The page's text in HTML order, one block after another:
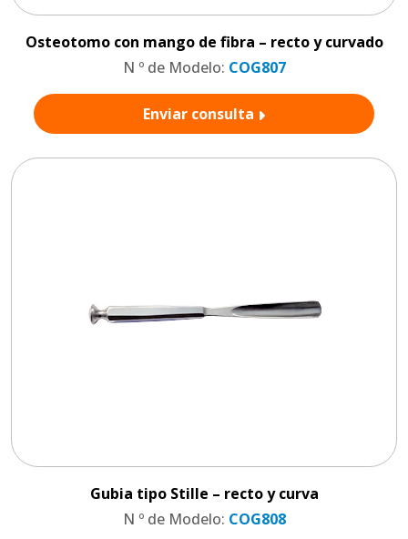
Osteotomo con mango de fibra – recto y curvado
N º de Modelo: COG807
Enviar consulta
Gubia tipo Stille – recto y curva
N º de Modelo: COG808